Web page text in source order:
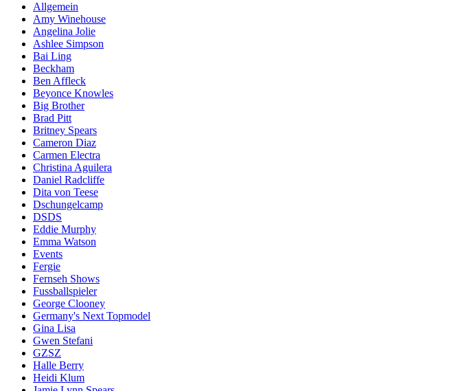
Allgemein
Amy Winehouse
Angelina Jolie
Ashlee Simpson
Bai Ling
Beckham
Ben Affleck
Beyonce Knowles
Big Brother
Brad Pitt
Britney Spears
Cameron Diaz
Carmen Electra
Christina Aguilera
Daniel Radcliffe
Dita von Teese
Dschungelcamp
DSDS
Eddie Murphy
Emma Watson
Events
Fergie
Fernseh Shows
Fussballspieler
George Clooney
Germany's Next Topmodel
Gina Lisa
Gwen Stefani
GZSZ
Halle Berry
Heidi Klum